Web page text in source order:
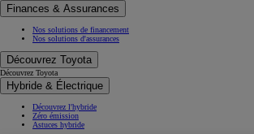
Finances & Assurances
Nos solutions de financement
Nos solutions d'assurances
Découvrez Toyota
Découvrez Toyota
Hybride & Électrique
Découvrez l'hybride
Zéro émission
Astuces hybride